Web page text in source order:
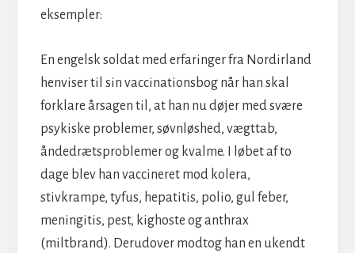
eksempler:
En engelsk soldat med erfaringer fra Nordirland
henviser til sin vaccinationsbog når han skal
forklare årsagen til, at han nu døjer med svære
psykiske problemer, søvnløshed, vægttab,
åndedrætsproblemer og kvalme. I løbet af to
dage blev han vaccineret mod kolera,
stivkrampe, tyfus, hepatitis, polio, gul feber,
meningitis, pest, kighoste og anthrax
(miltbrand). Derudover modtog han en ukendt